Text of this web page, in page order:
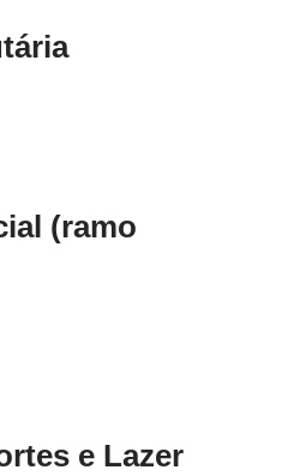
(ramo
e Lazer